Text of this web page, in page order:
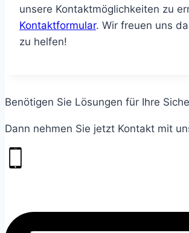
unsere Kontaktmöglichkeiten zu
Kontaktformular. Wir freuen uns
zu helfen!
Benötigen Sie Lösungen für Ihre
Dann nehmen Sie jetzt Kontakt mit